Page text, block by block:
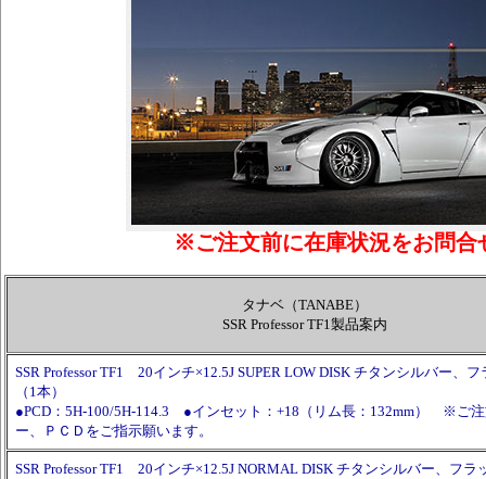
※ご注文前に在庫状況をお問合
タナベ（TANABE）
SSR Professor TF1製品案内
SSR Professor TF1 20インチ×12.5J SUPER LOW DISK チタンシルバー、
（1本）
●PCD：5H-100/5H-114.3 ●インセット：+18（リム長：132mm） ※ご
ー、ＰＣＤをご指示願います。
SSR Professor TF1 20インチ×12.5J NORMAL DISK チタンシルバー、フラ